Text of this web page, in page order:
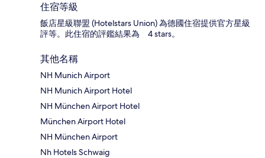
住宿等級
飯店星級聯盟 (Hotelstars Union) 為德國住宿提供官方星級
評等。此住宿的評鑑結果為 4 stars。
其他名稱
NH Munich Airport
NH Munich Airport Hotel
NH München Airport Hotel
München Airport Hotel
NH München Airport
Nh Hotels Schwaig